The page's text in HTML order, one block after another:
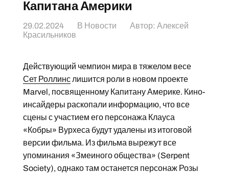
Капитана Америки
29.02.2024 В Новости Автор: Алексей
Красильников
Действующий чемпион мира в тяжелом весе
Сет Роллинслишится роли в новом проекте
Marvel, посвященному Капитану Америке. Кино-
инсайдеры раскопали информацию, что все
сцены с участием его персонажа Клауса
«Кобры» Вурхеса будут удалены из итоговой
версии фильма. Из фильма вырежут все
упоминания «Змеиного общества» (Serpent
Society), однако там останется персонаж Розы